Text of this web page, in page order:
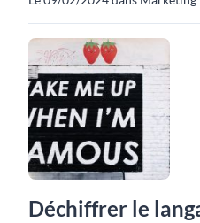
Déchiffrer le